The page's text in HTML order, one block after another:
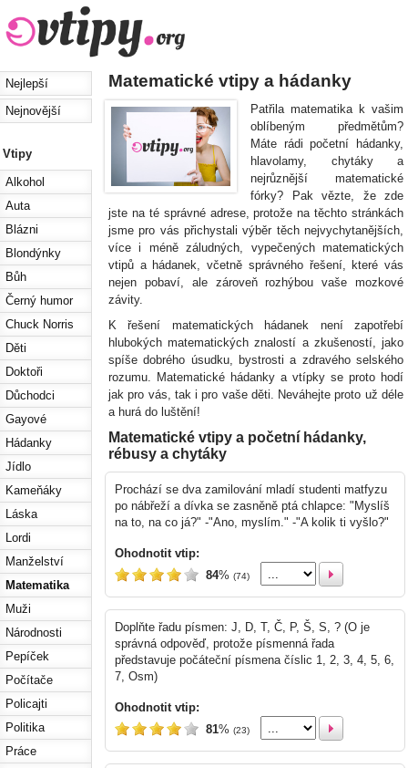
Matematické vtipy a hádanky
Patřila matematika k vašim
oblíbeným předmětům?
Máte rádi početní hádanky,
hlavolamy, chytáky a
nejrůznější matematické
fórky? Pak vězte, že zde
jste na té správné adrese, protože na těchto stránkách
jsme pro vás přichystali výběr těch nejvychytanějších,
více i méně záludných, vypečených matematických
vtipů a hádanek, včetně správného řešení, které vás
nejen pobaví, ale zároveň rozhýbou vaše mozkové
závity.
K řešení matematických hádanek není zapotřebí
hlubokých matematických znalostí a zkušeností, jako
spíše dobrého úsudku, bystrosti a zdravého selského
rozumu. Matematické hádanky a vtípky se proto hodí
jak pro vás, tak i pro vaše děti. Neváhejte proto už déle
a hurá do luštění!
Matematické vtipy a početní hádanky,
rébusy a chytáky
Prochází se dva zamilování mladí studenti matfyzu
po nábřeží a dívka se zasněně ptá chlapce: "Myslíš
na to, na co já?" -"Ano, myslím." -"A kolik ti vyšlo?"
Ohodnotit vtip:
84% (74)
Doplňte řadu písmen: J, D, T, Č, P, Š, S, ? (O je
správná odpověď, protože písmenná řada
představuje počáteční písmena číslic 1, 2, 3, 4, 5, 6,
7, Osm)
Ohodnotit vtip:
81% (23)
Nejlepší
Nejnovější
Vtipy
Alkohol
Auta
Blázni
Blondýnky
Bůh
Černý humor
Chuck Norris
Děti
Doktoři
Důchodci
Gayové
Hádanky
Jídlo
Kameňáky
Láska
Lordi
Manželství
Matematika
Muži
Národnosti
Pepíček
Počítače
Policajti
Politika
Práce